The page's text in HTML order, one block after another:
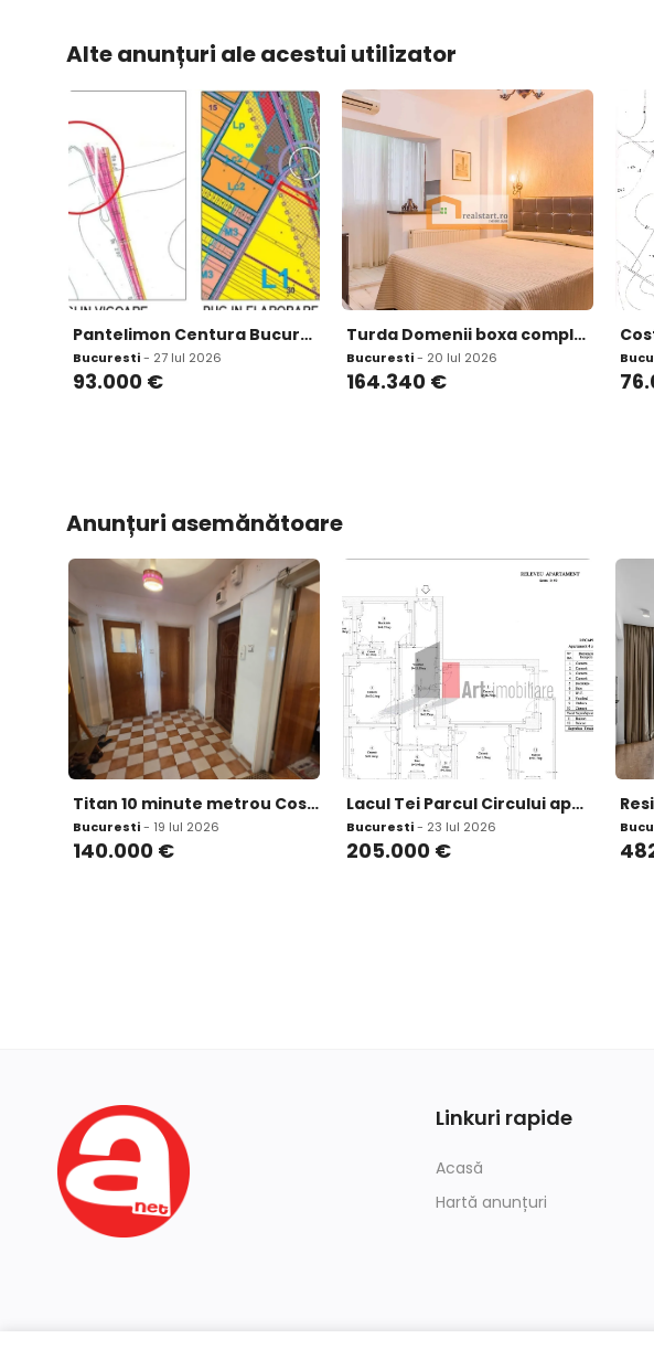
Alte anunțuri ale acestui utilizator
Pantelimon Centura Bucuresti teren 2500mp D20ml intravilan conf Noul pug
Bucuresti- 27 Iul 2026
93.000 €
Turda Domenii boxa complet mobilat utilat disponibil imediat
Bucuresti- 20 Iul 2026
164.340 €
Anunțuri asemănătoare
Titan 10 minute metrou Costin Georgian la piata Minis 2 gr sanitare
Bucuresti- 19 Iul 2026
140.000 €
Lacul Tei Parcul Circului apartament 4 camere
Bucuresti- 23 Iul 2026
205.000 €
Linkuri rapide
Acasă
Hartă anunțuri